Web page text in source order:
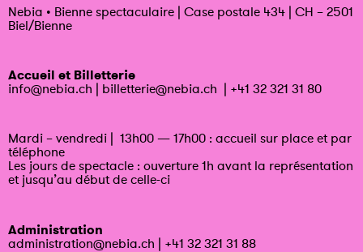
Nebia • Bienne spectaculaire | Case postale 434 | CH – 2501
Biel/Bienne
Accueil et Billetterie
info@nebia.ch | billetterie@nebia.ch | +41 32 321 31 80
Mardi – vendredi | 13h00 — 17h00 : accueil sur place et par
téléphone
Les jours de spectacle : ouverture 1h avant la représentation
et jusqu’au début de celle-ci
Administration
administration@nebia.ch | +41 32 321 31 88